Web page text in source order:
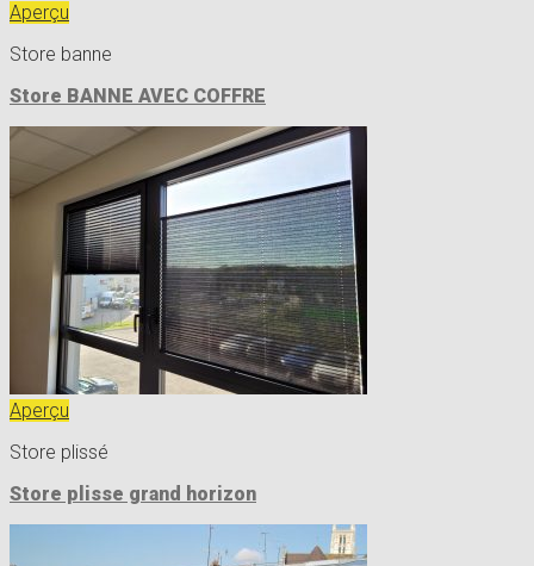
Aperçu
Store banne
Store BANNE AVEC COFFRE
Aperçu
Store plissé
Store plisse grand horizon